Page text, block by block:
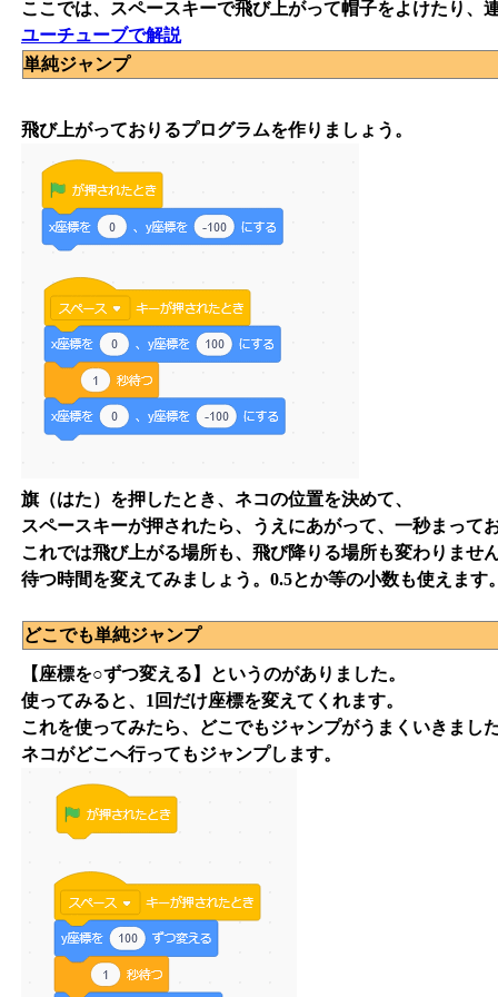
ここでは、スペースキーで飛び上がって帽子をよけたり、
ユーチューブで解説
単純ジャンプ
飛び上がっておりるプログラムを作りましょう。
旗（はた）を押したとき、ネコの位置を決めて、
スペースキーが押されたら、うえにあがって、一秒まってお
これでは飛び上がる場所も、飛び降りる場所も変わりません
待つ時間を変えてみましょう。0.5とか等の小数も使えます。
どこでも単純ジャンプ
【座標を○ずつ変える】というのがありました。
使ってみると、1回だけ座標を変えてくれます。
これを使ってみたら、どこでもジャンプがうまくいきました
ネコがどこへ行ってもジャンプします。